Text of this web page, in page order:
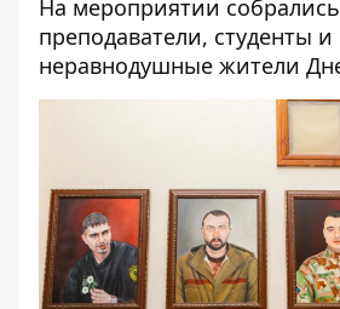
На мероприятии собрались
преподаватели, студенты и
неравнодушные жители